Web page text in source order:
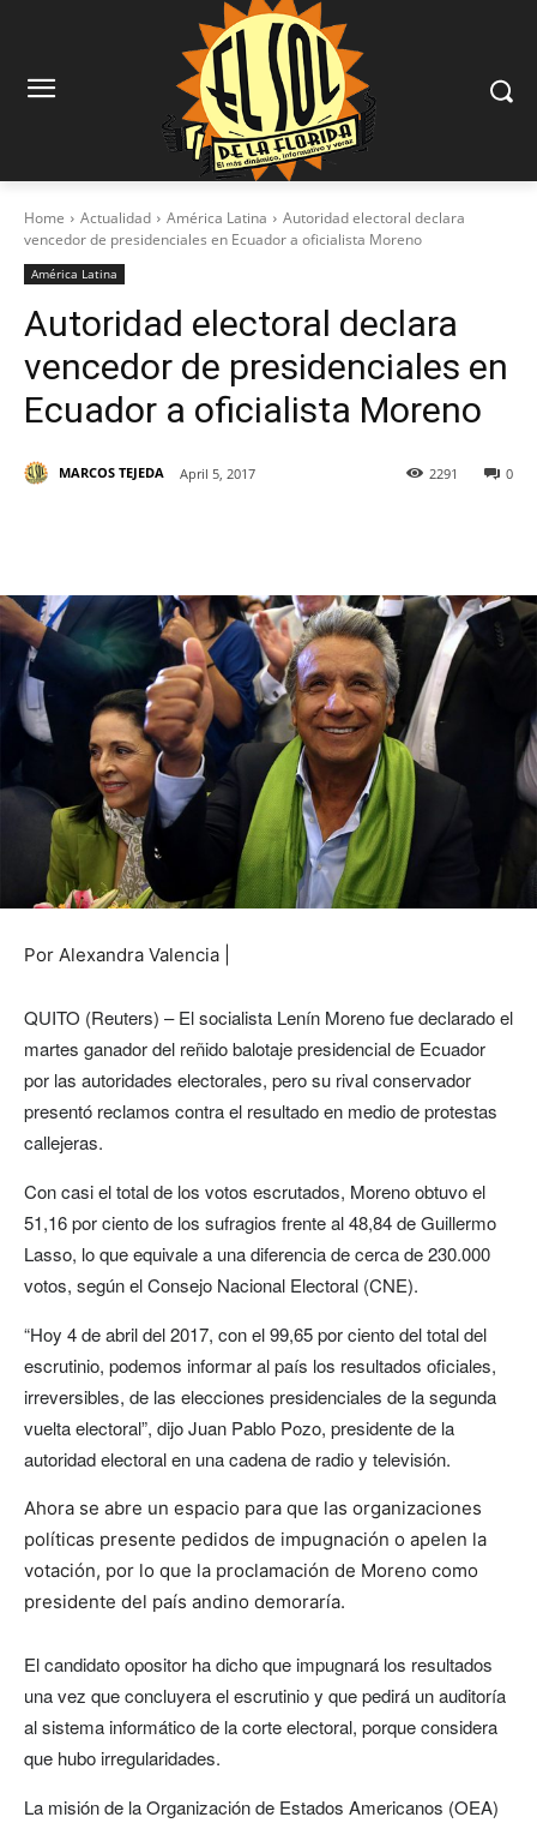
Home Actualidad América Latina
Autoridad electoral declara
vencedor de presidenciales en Ecuador a oficialista Moreno
América Latina
Autoridad electoral declara
vencedor de presidenciales en
Ecuador a oficialista Moreno
MARCOS TEJEDA April 5, 2017 0
2291
Por Alexandra Valencia |
QUITO (Reuters) – El socialista Lenín Moreno fue declarado el
martes ganador del reñido balotaje presidencial de Ecuador
por las autoridades electorales, pero su rival conservador
presentó reclamos contra el resultado en medio de protestas
callejeras.
Con casi el total de los votos escrutados, Moreno obtuvo el
51,16 por ciento de los sufragios frente al 48,84 de Guillermo
Lasso, lo que equivale a una diferencia de cerca de 230.000
votos, según el Consejo Nacional Electoral (CNE).
“Hoy 4 de abril del 2017, con el 99,65 por ciento del total del
escrutinio, podemos informar al país los resultados oficiales,
irreversibles, de las elecciones presidenciales de la segunda
vuelta electoral”, dijo Juan Pablo Pozo, presidente de la
autoridad electoral en una cadena de radio y televisión.
Ahora se abre un espacio para que las organizaciones
políticas presente pedidos de impugnación o apelen la
votación, por lo que la proclamación de Moreno como
presidente del país andino demoraría.
El candidato opositor ha dicho que impugnará los resultados
una vez que concluyera el escrutinio y que pedirá un auditoría
al sistema informático de la corte electoral, porque considera
que hubo irregularidades.
La misión de la Organización de Estados Americanos (OEA)